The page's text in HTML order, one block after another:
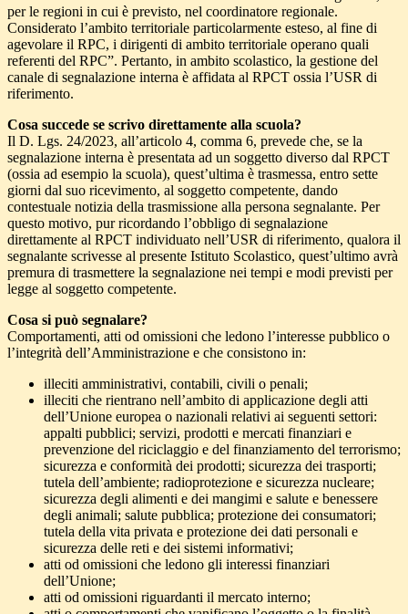
per le regioni in cui è previsto, nel coordinatore regionale.
Considerato l’ambito territoriale particolarmente esteso, al fine di
agevolare il RPC, i dirigenti di ambito territoriale operano quali
referenti del RPC”. Pertanto, in ambito scolastico, la gestione del
canale di segnalazione interna è affidata al RPCT ossia l’USR di
riferimento.
Cosa succede se scrivo direttamente alla scuola?
Il D. Lgs. 24/2023, all’articolo 4, comma 6, prevede che, se la
segnalazione interna è presentata ad un soggetto diverso dal RPCT
(ossia ad esempio la scuola), quest’ultima è trasmessa, entro sette
giorni dal suo ricevimento, al soggetto competente, dando
contestuale notizia della trasmissione alla persona segnalante. Per
questo motivo, pur ricordando l’obbligo di segnalazione
direttamente al RPCT individuato nell’USR di riferimento, qualora il
segnalante scrivesse al presente Istituto Scolastico, quest’ultimo avrà
premura di trasmettere la segnalazione nei tempi e modi previsti per
legge al soggetto competente.
Cosa si può segnalare?
Comportamenti, atti od omissioni che ledono l’interesse pubblico o
l’integrità dell’Amministrazione e che consistono in:
illeciti amministrativi, contabili, civili o penali;
illeciti che rientrano nell’ambito di applicazione degli atti
dell’Unione europea o nazionali relativi ai seguenti settori:
appalti pubblici; servizi, prodotti e mercati finanziari e
prevenzione del riciclaggio e del finanziamento del terrorismo;
sicurezza e conformità dei prodotti; sicurezza dei trasporti;
tutela dell’ambiente; radioprotezione e sicurezza nucleare;
sicurezza degli alimenti e dei mangimi e salute e benessere
degli animali; salute pubblica; protezione dei consumatori;
tutela della vita privata e protezione dei dati personali e
sicurezza delle reti e dei sistemi informativi;
atti od omissioni che ledono gli interessi finanziari
dell’Unione;
atti od omissioni riguardanti il mercato interno;